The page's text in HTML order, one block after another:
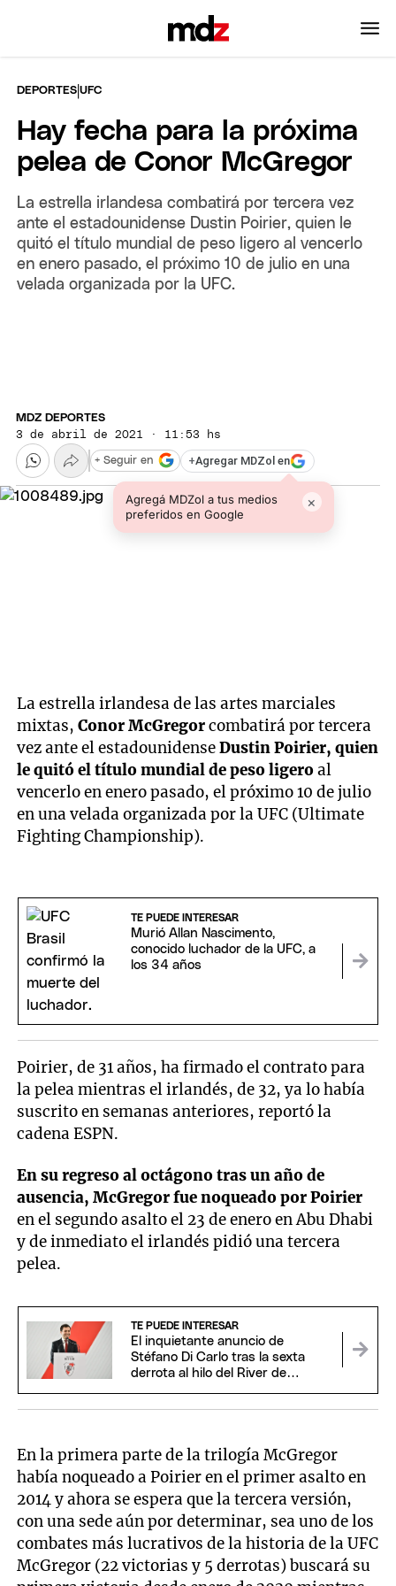
DEPORTES |UFC
Hay fecha para la próxima
pelea de Conor McGregor
La estrella irlandesa combatirá por tercera vez
ante el estadounidense Dustin Poirier, quien le
quitó el título mundial de peso ligero al vencerlo
en enero pasado, el próximo 10 de julio en una
velada organizada por la UFC.
MDZ DEPORTES
3 de abril de 2021 · 11:53 hs
+Agregar MDZol en
Agregá MDZol a tus medios
preferidos en Google
×
+ Seguir en
La estrella irlandesa de las artes marciales
mixtas,Conor McGregorcombatirá por tercera
vez ante el estadounidenseDustin Poirier, quien
le quitó el título mundial de peso ligeroal
vencerlo en enero pasado, el próximo 10 de julio
en una velada organizada por la UFC (Ultimate
Fighting Championship).
TE PUEDE INTERESAR
Murió Allan Nascimento,
conocido luchador de la UFC, a
los 34 años
Poirier, de 31 años, ha firmado el contrato para
la pelea mientras el irlandés, de 32, ya lo había
suscrito en semanas anteriores, reportó la
cadena ESPN.
En su regreso al octágono tras un año de
ausencia, McGregor fue noqueado por Poirier
en el segundo asalto el 23 de enero en Abu Dhabi
y de inmediato el irlandés pidió una tercera
pelea.
TE PUEDE INTERESAR
El inquietante anuncio de
Stéfano Di Carlo tras la sexta
derrota al hilo del River de
En la primera parte de la trilogía McGregor
había noqueado a Poirier en el primer asalto en
2014 y ahora se espera que la tercera versión,
con una sede aún por determinar, sea uno de los
combates más lucrativos de la historia de la UFC
McGregor (22 victorias y 5 derrotas) buscará su